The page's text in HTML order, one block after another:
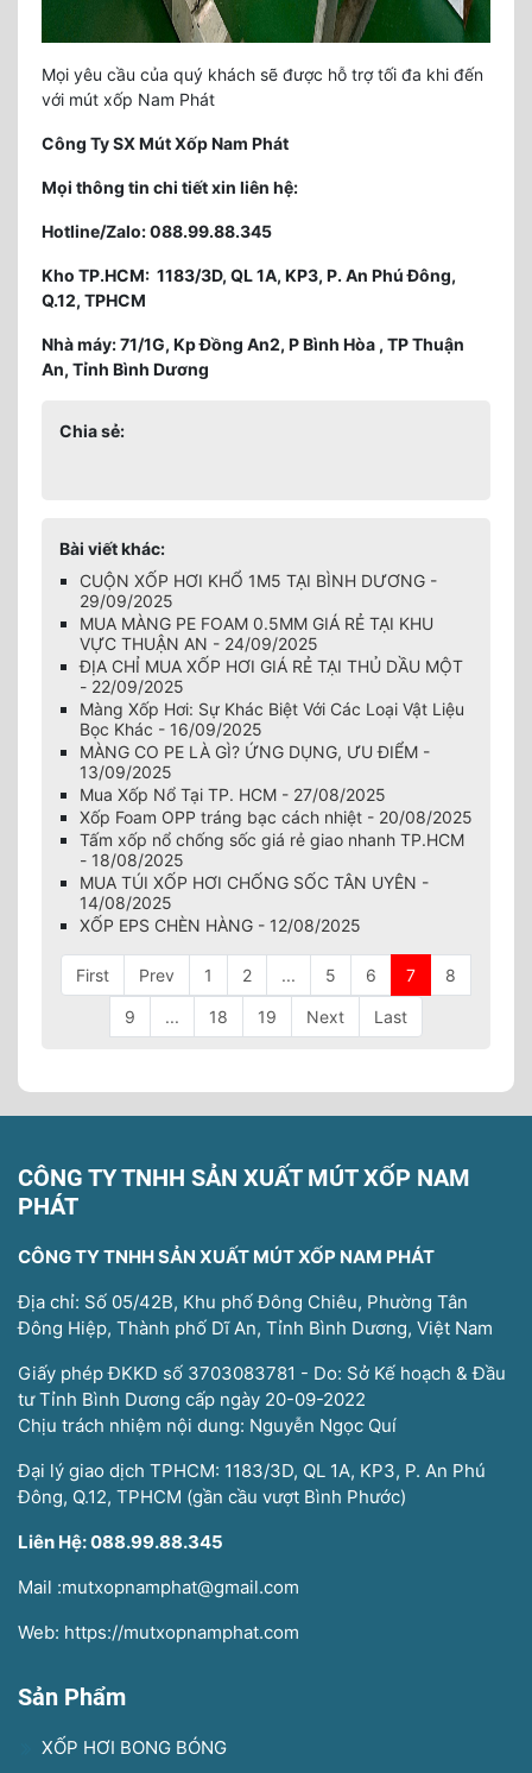
Mọi yêu cầu của quý khách sẽ được hỗ trợ tối đa khi đến
với mút xốp Nam Phát
Công Ty SX Mút Xốp Nam Phát
Mọi thông tin chi tiết xin liên hệ:
Hotline/Zalo: 088.99.88.345
Kho TP.HCM: 1183/3D, QL 1A, KP3, P. An Phú Đông,
Q.12, TPHCM
Nhà máy: 71/1G, Kp Đồng An2, P Bình Hòa , TP Thuận
An, Tỉnh Bình Dương
Chia sẻ:
Bài viết khác:
CUỘN XỐP HƠI KHỔ 1M5 TẠI BÌNH DƯƠNG -
29/09/2025
MUA MÀNG PE FOAM 0.5MM GIÁ RẺ TẠI KHU
VỰC THUẬN AN - 24/09/2025
ĐỊA CHỈ MUA XỐP HƠI GIÁ RẺ TẠI THỦ DẦU MỘT
- 22/09/2025
Màng Xốp Hơi: Sự Khác Biệt Với Các Loại Vật Liệu
Bọc Khác - 16/09/2025
MÀNG CO PE LÀ GÌ? ỨNG DỤNG, ƯU ĐIỂM -
13/09/2025
Mua Xốp Nổ Tại TP. HCM - 27/08/2025
Xốp Foam OPP tráng bạc cách nhiệt - 20/08/2025
Tấm xốp nổ chống sốc giá rẻ giao nhanh TP.HCM
- 18/08/2025
MUA TÚI XỐP HƠI CHỐNG SỐC TÂN UYÊN -
14/08/2025
XỐP EPS CHÈN HÀNG - 12/08/2025
First Prev 1 2 ... 5 6 7 8
9 ... 18 19 Next Last
CÔNG TY TNHH SẢN XUẤT MÚT XỐP NAM
PHÁT
CÔNG TY TNHH SẢN XUẤT MÚT XỐP NAM PHÁT
Địa chỉ: Số 05/42B, Khu phố Đông Chiêu, Phường Tân
Đông Hiệp, Thành phố Dĩ An, Tỉnh Bình Dương, Việt Nam
Giấy phép ĐKKD số 3703083781 - Do: Sở Kế hoạch & Đầu
tư Tỉnh Bình Dương cấp ngày 20-09-2022
Chịu trách nhiệm nội dung: Nguyễn Ngọc Quí
Đại lý giao dịch TPHCM: 1183/3D, QL 1A, KP3, P. An Phú
Đông, Q.12, TPHCM (gần cầu vượt Bình Phước)
Liên Hệ: 088.99.88.345
Mail :mutxopnamphat@gmail.com
Web: https://mutxopnamphat.com
Sản Phẩm
XỐP HƠI BONG BÓNG